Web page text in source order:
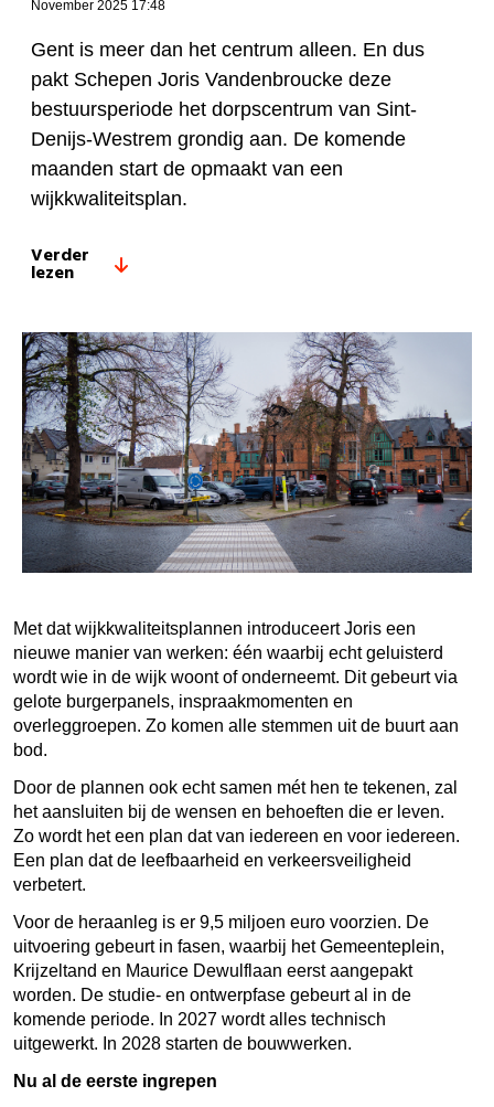
November 2025 17:48
Gent is meer dan het centrum alleen. En dus
pakt Schepen Joris Vandenbroucke deze
bestuursperiode het dorpscentrum van Sint-
Denijs-Westrem grondig aan. De komende
maanden start de opmaakt van een
wijkkwaliteitsplan.
Verder
lezen
Met datwijkkwaliteitsplannen introduceert Joris een
nieuwe manier van werken: één waarbij echt geluisterd
wordtwie in de wijk woontofonderneemt. Dit gebeurt via
gelote burgerpanels, inspraakmomenten en
overleggroepen. Zo komen alle stemmen uit de buurt aan
bod.
Door de plannen ook echtsamen mét hen te tekenen, zal
het aansluiten bij de wensen en behoeften die er leven.
Zo wordt heteen plan datvan iedereen en voor iedereen.
Een plan dat de leefbaarheid en verkeersveiligheid
verbetert.
Voor de heraanleg is er 9,5 miljoen euro voorzien. De
uitvoering gebeurt in fasen, waarbij het Gemeenteplein,
Krijzeltand en Maurice Dewulflaan eerst aangepakt
worden. De studie- en ontwerpfase gebeurt al in de
komende periode. In 2027 wordtalles technisch
uitgewerkt. In 2028 starten de bouwwerken.
Nu al de eerste ingrepen